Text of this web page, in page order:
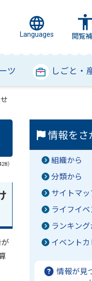
Languages 閲覧
ツ しごと・
）
情報をさ
組織から
分類から
サイトマッ
ライフイ
ランキング
イベント
情報が見